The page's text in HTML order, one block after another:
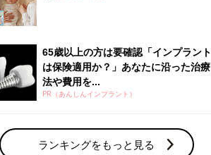
65歳以上の方は要確認「インプラント
は保険適用か？」あなたに沿った治療
法や費用を...
PR（あんしんインプラント）
ランキングをもっと見る